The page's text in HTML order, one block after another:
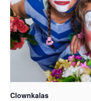
Clownkalas